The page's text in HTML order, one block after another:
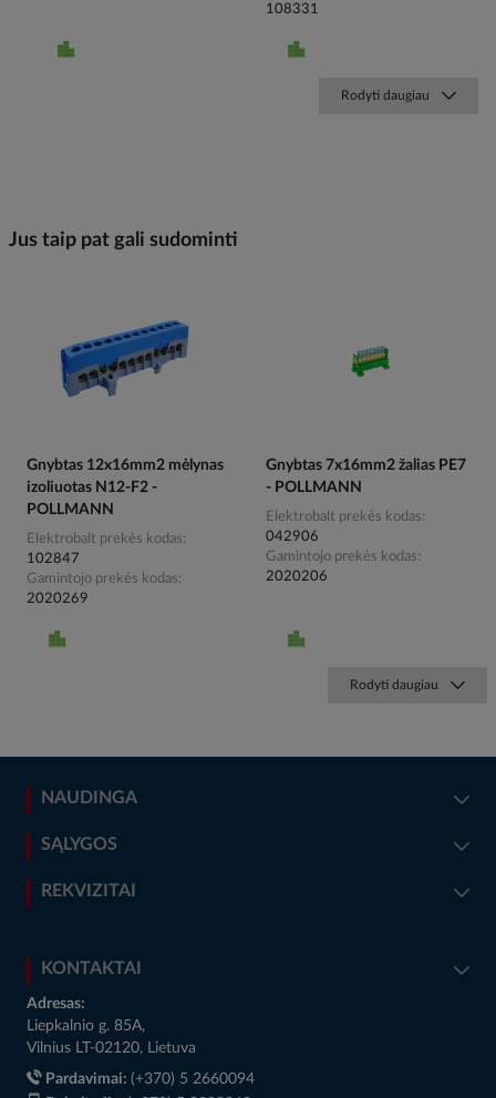
108331
Rodyti daugiau
Jus taip pat gali sudominti
Gnybtas 12x16mm2 mėlynas
izoliuotas N12-F2 -
POLLMANN
Elektrobalt prekės kodas
102847
Gamintojo prekės kodas
2020269
Gnybtas 7x16mm2 žalias PE7
- POLLMANN
Elektrobalt prekės kodas
042906
Gamintojo prekės kodas
2020206
Rodyti daugiau
NAUDINGA
SĄLYGOS
REKVIZITAI
KONTAKTAI
Adresas:
Liepkalnio g. 85A,
Vilnius LT-02120, Lietuva
Pardavimai: (+370) 5 2660094